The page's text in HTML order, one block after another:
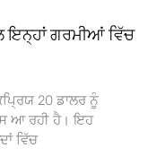
ਇਨ੍ਹਾਂ ਗਰਮੀਆਂ ਵਿੱਚ
20 ਡਾਲਰ ਨੂੰ
ਆ ਰਹੀ ਹੈ। ਇਹ
ਵਿੱਚ